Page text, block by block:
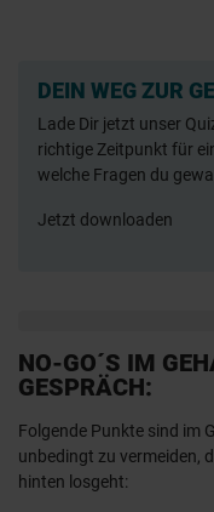
DEIN WEG ZUR
Lade Dir jetzt unser
richtige Zeitpunkt für
welche Fragen du
Jetzt downloaden
NO-GO´S IM
GESPRÄCH:
Folgende Punkte sind im
unbedingt zu vermeiden,
hinten losgeht: